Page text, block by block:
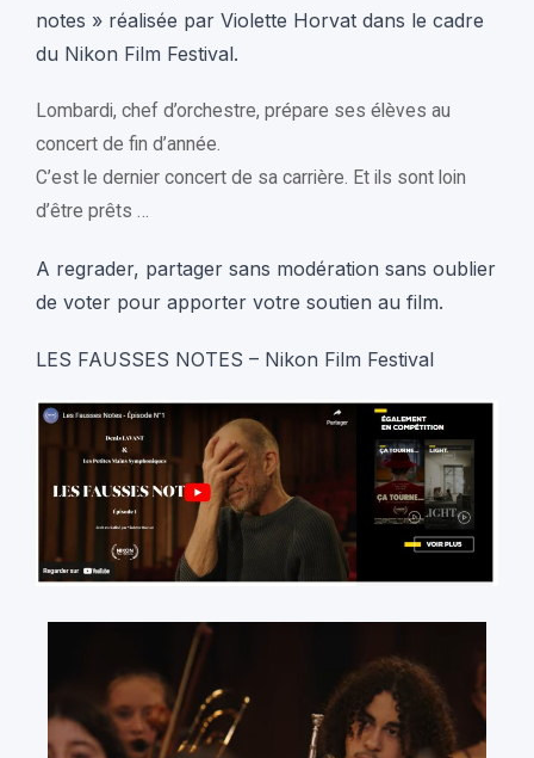
notes » réalisée par Violette Horvat dans le cadre
du Nikon Film Festival.
Lombardi, chef d’orchestre, prépare ses élèves au
concert de fin d’année.
C’est le dernier concert de sa carrière. Et ils sont loin
d’être prêts …
A regrader, partager sans modération sans oublier
de voter pour apporter votre soutien au film.
LES FAUSSES NOTES – Nikon Film Festival